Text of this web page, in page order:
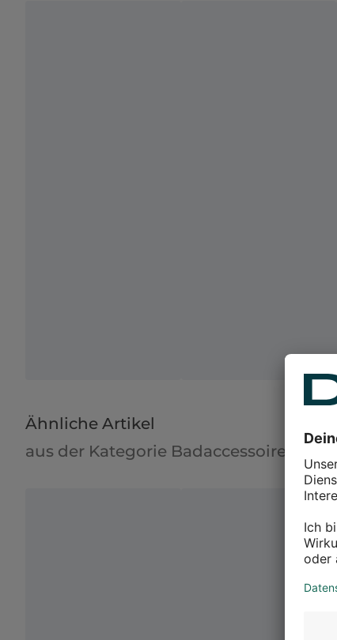
Ähnliche Artikel
aus der Kategorie Badaccessoires